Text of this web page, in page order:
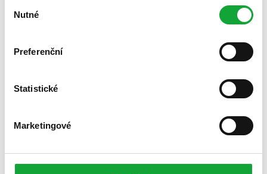
souhlasu
Nutné
Preferenční
Statistické
Marketingové